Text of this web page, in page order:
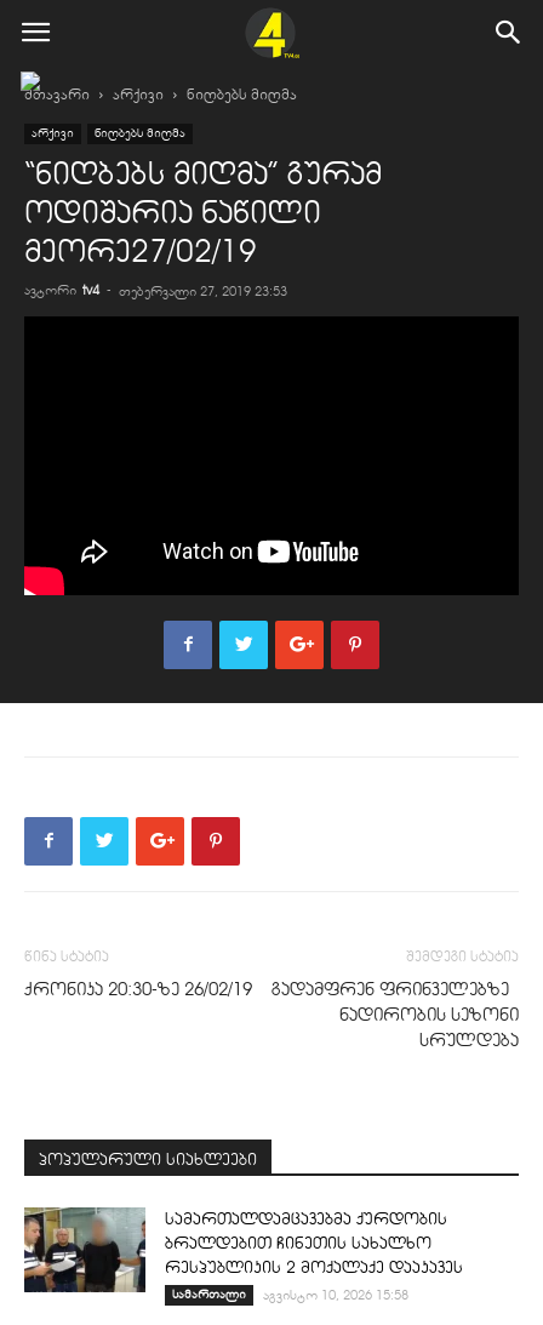
მთავარი არქივი ნიღბებს მიღმა
არქივი ნიღბებს მიღმა
“ნიღბებს მიღმა” გურამ
ოდიშარია ნაწილი
მეორე27/02/19
ავტორი tv4 - თებერვალი 27, 2019 23:53
წინა სტატია
ქრონიკა 20:30-ზე 26/02/19
შემდეგი სტატია
გადამფრენ ფრინველებზე
ნადირობის სეზონი
სრულდება
პოპულარული სიახლეები
სამართალდამცავებმა ქურდობის
ბრალდებით ჩინეთის სახალხო
რესპუბლიკის 2 მოქალაქე დააკავეს
სამართალი აგვისტო 10, 2026 15:58